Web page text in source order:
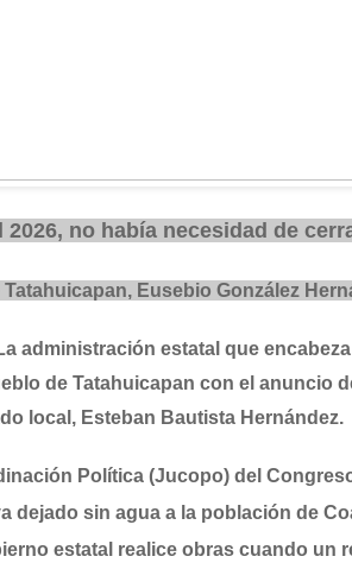
no había necesidad de
Eusebio González
administración estatal que
de Tatahuicapan con el anuncio
local, Esteban Bautista Hernández.
Política (Jucopo) del
dejado sin agua a la población de
estatal realice obras cuando un